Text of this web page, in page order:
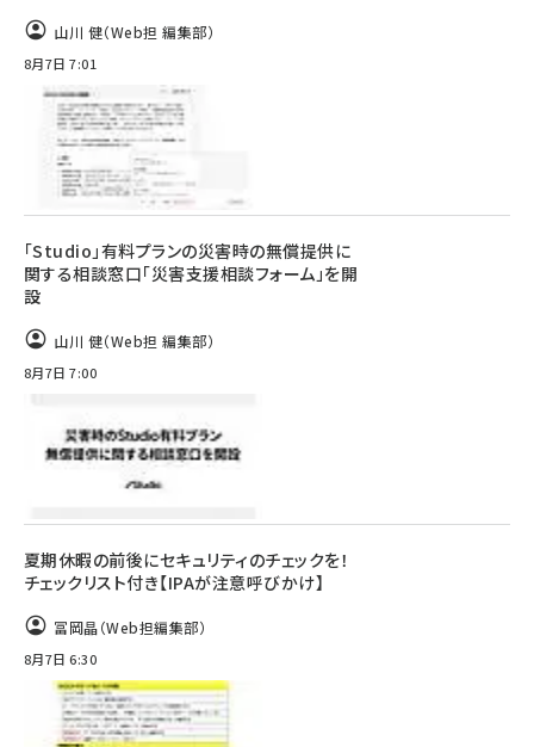
山川 健（Web担 編集部）
8月7日 7:01
「Studio」有料プランの災害時の無償提供に
関する相談窓口「災害支援相談フォーム」を開
設
山川 健（Web担 編集部）
8月7日 7:00
夏期休暇の前後にセキュリティのチェックを！
チェックリスト付き【IPAが注意呼びかけ】
冨岡晶（Web担編集部）
8月7日 6:30